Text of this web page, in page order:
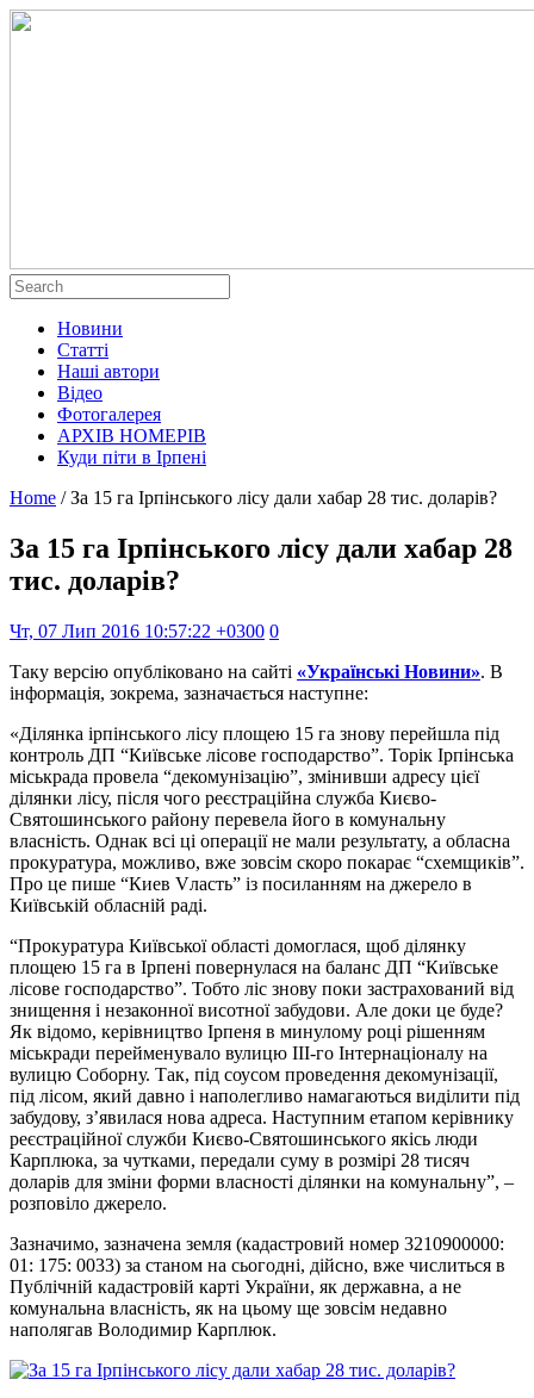
Новини
Статті
Наші автори
Відео
Фотогалерея
АРХІВ НОМЕРІВ
Куди піти в Ірпені
Home / За 15 га Ірпінського лісу дали хабар 28 тис. доларів?
За 15 га Ірпінського лісу дали хабар 28
тис. доларів?
Чт, 07 Лип 2016 10:57:22 +0300 0
Таку версію опубліковано на сайті «Українські Новини». В
інформація, зокрема, зазначається наступне:
«Ділянка ірпінського лісу площею 15 га знову перейшла під
контроль ДП “Київське лісове господарство”. Торік Ірпінська
міськрада провела “декомунізацію”, змінивши адресу цієї
ділянки лісу, після чого реєстраційна служба Києво-
Святошинського району перевела його в комунальну
власність. Однак всі ці операції не мали результату, а обласна
прокуратура, можливо, вже зовсім скоро покарає “схемщиків”.
Про це пише “Киев Vласть” із посиланням на джерело в
Київській обласній раді.
“Прокуратура Київської області домоглася, щоб ділянку
площею 15 га в Ірпені повернулася на баланс ДП “Київське
лісове господарство”. Тобто ліс знову поки застрахований від
знищення і незаконної висотної забудови. Але доки це буде?
Як відомо, керівництво Ірпеня в минулому році рішенням
міськради перейменувало вулицю III-го Інтернаціоналу на
вулицю Соборну. Так, під соусом проведення декомунізації,
під лісом, який давно і наполегливо намагаються виділити під
забудову, з’явилася нова адреса. Наступним етапом керівнику
реєстраційної служби Києво-Святошинського якісь люди
Карплюка, за чутками, передали суму в розмірі 28 тисяч
доларів для зміни форми власності ділянки на комунальну”, –
розповіло джерело.
Зазначимо, зазначена земля (кадастровий номер 3210900000:
01: 175: 0033) за станом на сьогодні, дійсно, вже числиться в
Публічній кадастровій карті України, як державна, а не
комунальна власність, як на цьому ще зовсім недавно
наполягав Володимир Карплюк.